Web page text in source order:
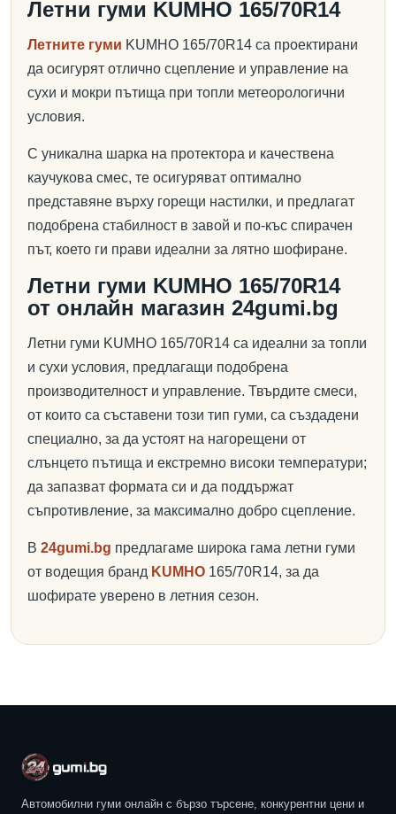
Летни гуми KUMHO 165/70R14
Летните гуми KUMHO 165/70R14 са проектирани
да осигурят отлично сцепление и управление на
сухи и мокри пътища при топли метеорологични
условия.
С уникална шарка на протектора и качествена
каучукова смес, те осигуряват оптимално
представяне върху горещи настилки, и предлагат
подобрена стабилност в завой и по-къс спирачен
път, което ги прави идеални за лятно шофиране.
Летни гуми KUMHO 165/70R14
от онлайн магазин 24gumi.bg
Летни гуми KUMHO 165/70R14 са идеални за топли
и сухи условия, предлагащи подобрена
производителност и управление. Твърдите смеси,
от които са съставени този тип гуми, са създадени
специално, за да устоят на нагорещени от
слънцето пътища и екстремно високи температури;
да запазват формата си и да поддържат
съпротивление, за максимално добро сцепление.
В 24gumi.bg предлагаме широка гама летни гуми
от водещия бранд KUMHO 165/70R14, за да
шофирате уверено в летния сезон.
Автомобилни гуми онлайн с бързо търсене, конкурентни цени и